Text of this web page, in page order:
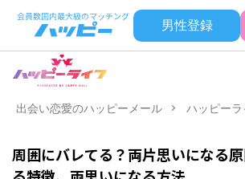
男性登録
出会い恋愛のハッピーメール ハッピーラ
周囲にバレてる？両片思いになる